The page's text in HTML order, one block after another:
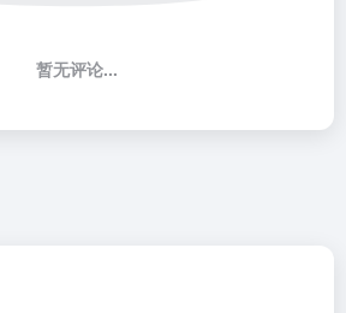
暂无评论...